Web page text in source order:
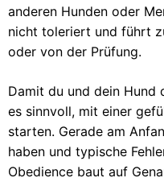
anderen Hunden oder
nicht toleriert und führt
oder von der Prüfung.
Damit du und dein Hund
es sinnvoll, mit einer
starten. Gerade am
haben und typische
Obedience baut auf